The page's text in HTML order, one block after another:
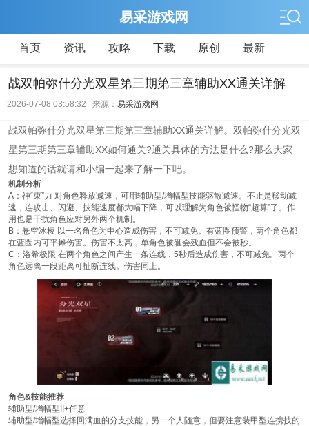
易采游戏网
首页 资讯 攻略 下载 原创 最新
战双帕弥什分光双星第三期第三章辅助XX通关详解
2026-07-08 03:58:32 来源： 易采游戏网
战双帕弥什分光双星第三期第三章辅助XX通关详解。双帕弥什分光双
星第三期第三章辅助XX如何通关?通关具体的方法是什么?那么大家
想知道的话就请和小编一起来了解一下吧。
机制分析
A：神“束”力 对角色释放减速，可用辅助型/增幅型技能驱散减速。不止是移动减
速，连攻击、闪避、技能速度都大幅下降，可以理解为角色被怪物“超算”了。作
用也是干扰角色应对另外两个机制。
B：悬空冰棱 以一名角色为中心造成伤害，不可减免。有蓝圈预警，两个角色都
在蓝圈内可平摊伤害。伤害不太高，单角色被砸会残血但不会被秒。
C：洛希极限 在两个角色之间产生一条连线，5秒后造成伤害，不可减免。两个
角色远离一段距离可扯断连线。伤害同上。
角色&技能推荐
辅助型/增幅型II+任意
辅助型/增幅型选择回满血的分支技能，另一个人随意，但要注意装甲型连携技的